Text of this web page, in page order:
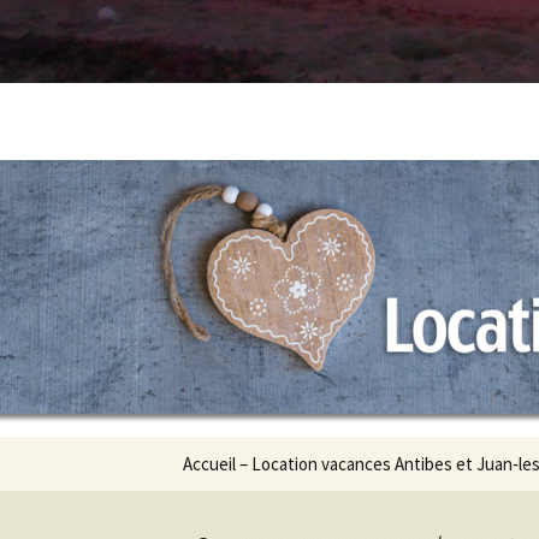
Accueil – Location vacances Antibes et